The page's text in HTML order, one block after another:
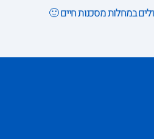
במחלות מסכנות חיים 🙂